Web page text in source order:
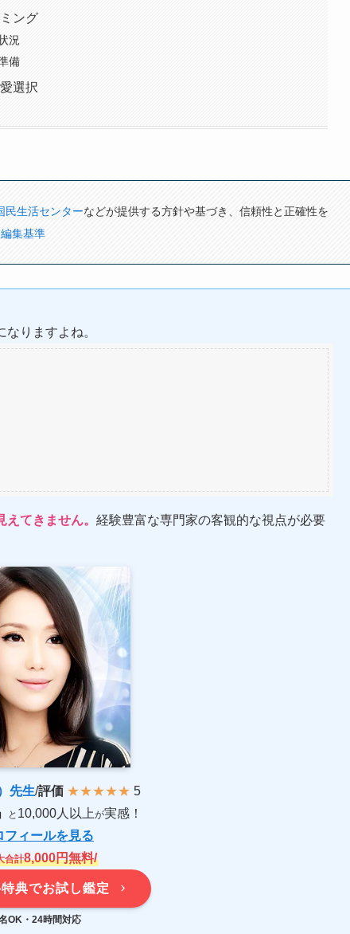
ング
況
備
選択
民生活センターなどが提供する方針や基づき、信頼性と正確性を
集基準
なりますよね。
てきません。 経験豊富な専門家の客観的な視点が必要
先生/評価 ★★★★★ 5
と 10,000人以上が実感！
フィールを見る
合計8,000円無料/
典でお試し鑑定
OK・24時間対応